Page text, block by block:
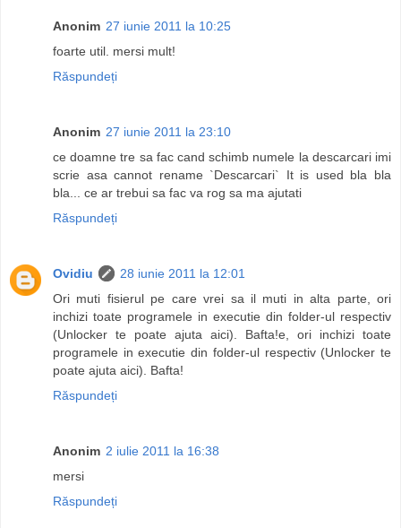
Anonim 27 iunie 2011 la 10:25
foarte util. mersi mult!
Răspundeți
Anonim 27 iunie 2011 la 23:10
ce doamne tre sa fac cand schimb numele la descarcari imi
scrie asa cannot rename `Descarcari` It is used bla bla
bla... ce ar trebui sa fac va rog sa ma ajutati
Răspundeți
Ovidiu
28 iunie 2011 la 12:01
Ori muti fisierul pe care vrei sa il muti in alta parte, ori
inchizi toate programele in executie din folder-ul respectiv
(Unlocker te poate ajuta aici). Bafta!e, ori inchizi toate
programele in executie din folder-ul respectiv (Unlocker te
poate ajuta aici). Bafta!
Răspundeți
Anonim 2 iulie 2011 la 16:38
mersi
Răspundeți